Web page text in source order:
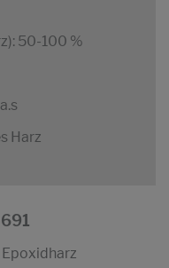
50-100 %
Harz